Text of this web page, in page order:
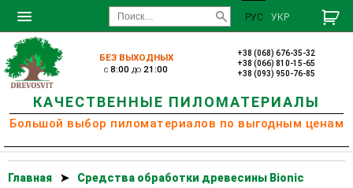
РУС УКР
БЕЗ ВЫХОДНЫХ
c8:00 до21:00
+38 (068) 676-35-32
+38 (066) 810-15-65
+38 (093) 950-76-85
КАЧЕСТВЕННЫЕ ПИЛОМАТЕРИАЛЫ
Большой выбор пиломатериалов по выгодным ценам
Главная ➤
Cредства обработки древесины Bionic